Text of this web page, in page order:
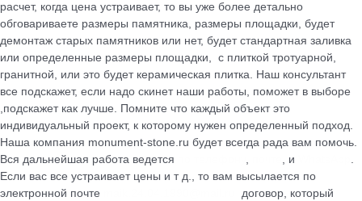
расчет, когда цена устраивает, то вы уже более детально
обговариваете размеры памятника, размеры площадки, будет
демонтаж старых памятников или нет, будет стандартная заливка
или определенные размеры площадки, с плиткой тротуарной,
гранитной, или это будет керамическая плитка. Наш консультант
все подскажет, если надо скинет наши работы, поможет в выборе
,подскажет как лучше. Помните что каждый объект это
индивидуальный проект, к которому нужен определенный подход.
Наша компания monument-stone.ru будет всегда рада вам помочь.
Вся дальнейшая работа ведется
, , и
.
Если вас все устраивает цены и т д., то вам высылается по
электронной почте
договор, который